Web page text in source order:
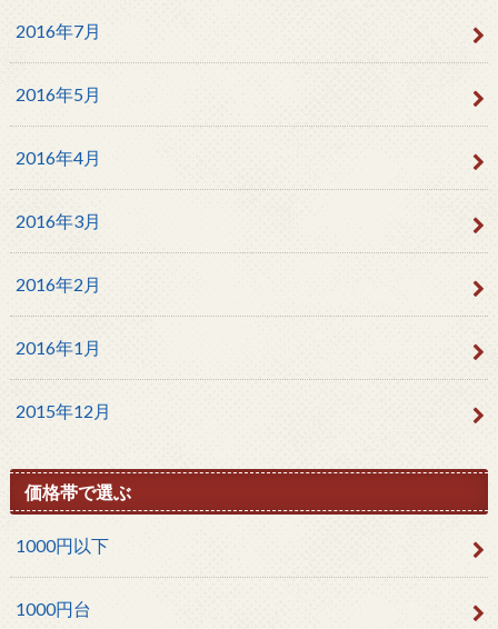
2016年7月
2016年5月
2016年4月
2016年3月
2016年2月
2016年1月
2015年12月
価格帯で選ぶ
1000円以下
1000円台